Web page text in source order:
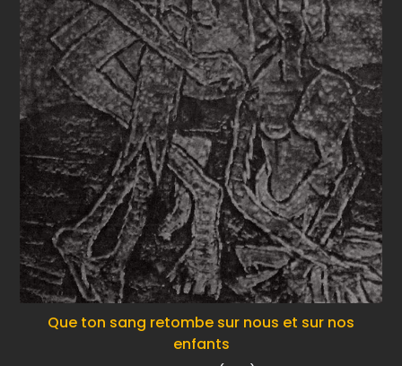
Que ton sang retombe sur nous et sur nos
enfants